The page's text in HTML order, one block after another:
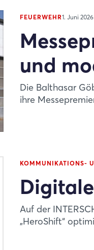
FEUERWEHR1. Juni 2026
und
Die Balthasar
ihre
KOMMUNIKATIONS-
Auf der
„HeroShift“